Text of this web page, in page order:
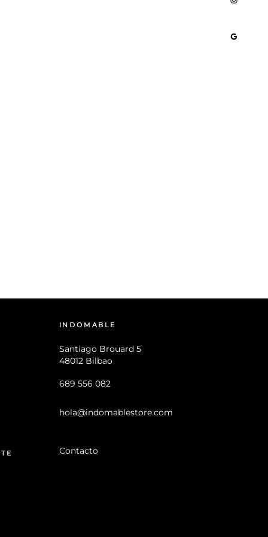
INDOMABLE
Santiago Brouard 5
48012 Bilbao
689 556 082
hola@indomablestore.com
Contacto